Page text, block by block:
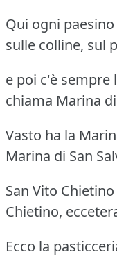
Qui ogni
sulle colline, sul
e poi c'è sempre
chiama Marina
Vasto ha la
Marina di San
San Vito
Chietino,
Ecco la